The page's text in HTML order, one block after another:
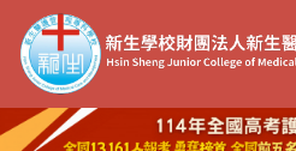
到
主
要
內